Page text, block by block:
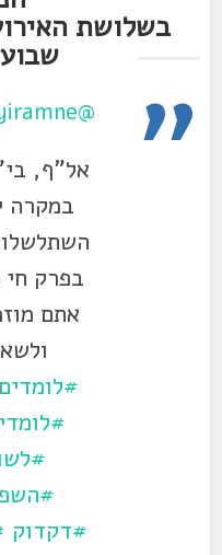
בשלושת
@yiramne
במקרה
בפרק
אתם
#דקדוק